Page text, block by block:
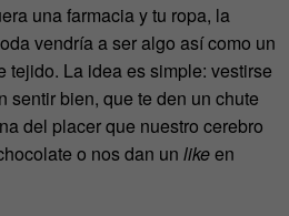
una farmacia y tu ropa, la
vendría a ser algo así como un
tejido. La idea es simple: vestirse
sentir bien, que te den un chute
del placer que nuestro cerebro
o nos dan un likeen